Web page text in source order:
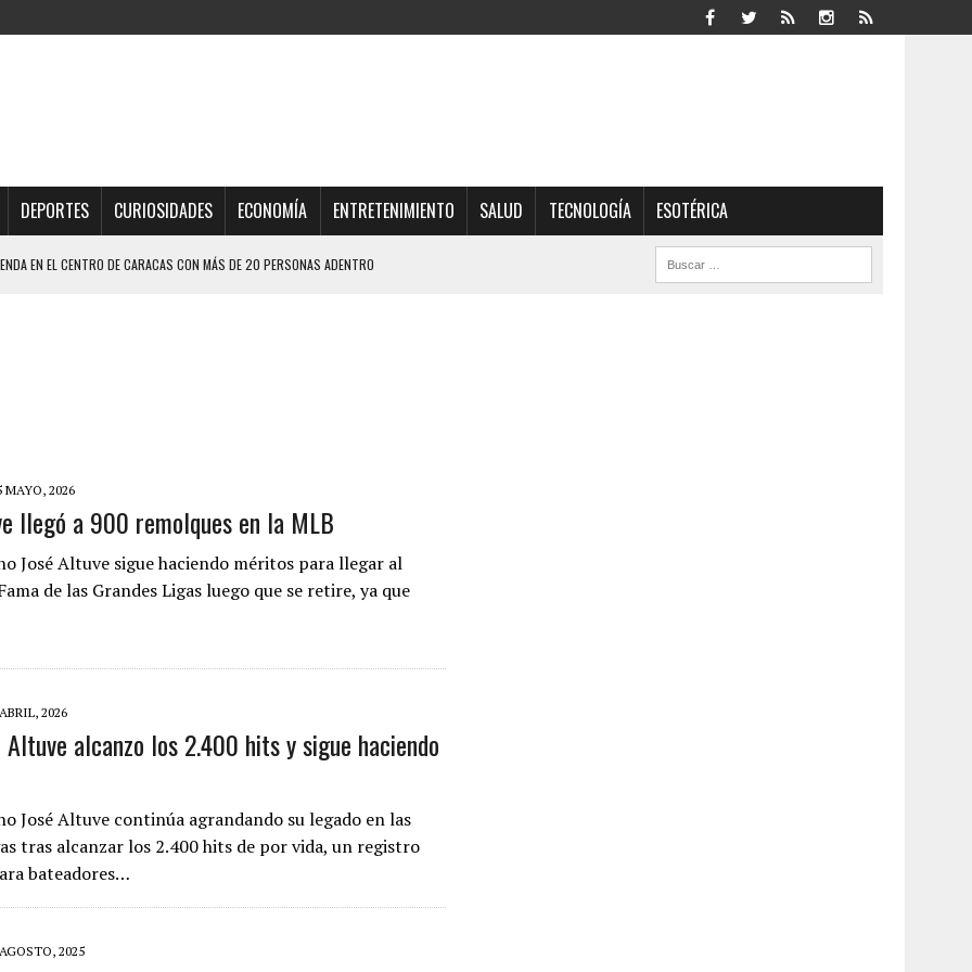
DEPORTES CURIOSIDADES ECONOMÍA ENTRETENIMIENTO SALUD TECNOLOGÍA ESOTÉRICA
EN EL CENTRO DE CARACAS CON MÁS DE 20 PERSONAS ADENTRO
EL CUERPO DENTRO DE SU CASA
Y ABUSADA POR LA PAREJA DE SU ABUELA
DESENCADENÓ TRAGEDIA FAMILIAR
A UNA ADOLESCENTE DE 13 AÑOS TRAS ABUSAR DE ELLA
Y SU FAMILIA TRAS LOS TERREMOTOS: CAYERON DESDE EL PISO NUEVE DEL
LA CASA SE INUNDABA
A MANOS DE VARIOS DE ELLOS EN MATURÍN
MAYO, 2026
llegó a 900 remolques en la MLB
José Altuve sigue haciendo méritos para llegar al
de las Grandes Ligas luego que se retire, ya que
2026
Altuve alcanzo los 2.400 hits y sigue haciendo
José Altuve continúa agrandando su legado en las
tras alcanzar los 2.400 hits de por vida, un registro
bateadores…
2025